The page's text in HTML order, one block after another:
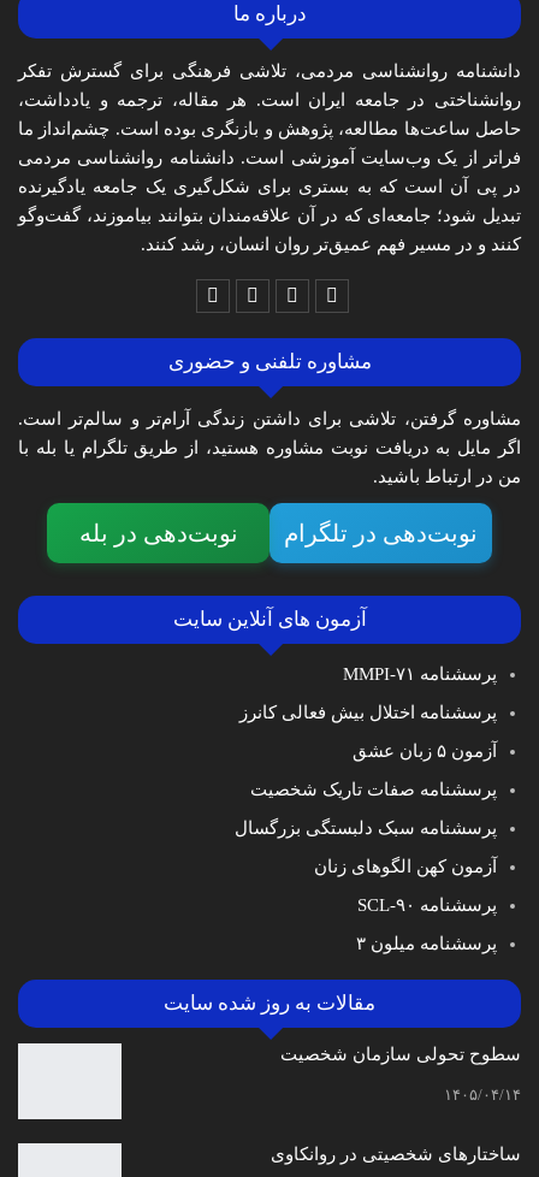
درباره ما
دانشنامه روانشناسی مردمی، تلاشی فرهنگی برای گسترش تفکر
روانشناختی در جامعه ایران است. هر مقاله، ترجمه و یادداشت،
حاصل ساعت‌ها مطالعه، پژوهش و بازنگری بوده است. چشم‌انداز ما
فراتر از یک وب‌سایت آموزشی است. دانشنامه روانشناسی مردمی
در پی آن است که به بستری برای شکل‌گیری یک جامعه یادگیرنده
تبدیل شود؛ جامعه‌ای که در آن علاقه‌مندان بتوانند بیاموزند، گفت‌وگو
کنند و در مسیر فهم عمیق‌تر روان انسان، رشد کنند.
مشاوره تلفنی و حضوری
مشاوره گرفتن، تلاشی برای داشتن زندگی آرام‌تر و سالم‌تر است.
اگر مایل به دریافت نوبت مشاوره هستید، از طریق تلگرام یا بله با
من در ارتباط باشید.
نوبت‌دهی در تلگرام نوبت‌دهی در بله
آزمون های آنلاین سایت
پرسشنامه MMPI-۷۱
پرسشنامه اختلال بیش فعالی کانرز
آزمون ۵ زبان عشق
پرسشنامه صفات تاریک شخصیت
پرسشنامه سبک دلبستگی بزرگسال
آزمون کهن الگوهای زنان
پرسشنامه SCL-۹۰
پرسشنامه میلون ۳
مقالات به روز شده سایت
سطوح تحولی سازمان‌ شخصیت
۱۴۰۵/۰۴/۱۴
ساختارهای شخصیتی در روانکاوی